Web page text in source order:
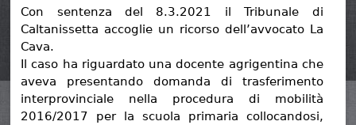
Con sentenza del 8.3.2021 il Tribunale di
Caltanissetta accoglie un ricorso dell’avvocato La
Cava.
Il caso ha riguardato una docente agrigentina che
aveva presentando domanda di trasferimento
interprovinciale nella procedura di mobilità
2016/2017 per la scuola primaria collocandosi,